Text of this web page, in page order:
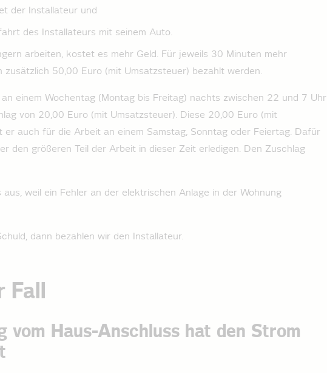
der Installateur­ und
des Installateur­s mit seinem Auto.
arbeiten, kostet es mehr Geld. Für jeweils 30 Minuten mehr
zusätzlich 50,00 Euro (mit Umsatzsteuer) bezahlt werden.
einem Wochentag (Montag bis Freitag) nachts zwischen 22 und 7 Uhr
von 20,00 Euro (mit Umsatzsteuer). Diese 20,00 Euro (mit
er auch für die Arbeit an einem Samstag, Sonntag oder Feiertag. Dafür
den größeren Teil der Arbeit in dieser Zeit erledigen. Den Zuschlag
weil ein Fehler an der elektrischen Anlage in der Wohnung
dann bezahlen wir den Installateur­.
Fall
vom Haus-Anschluss hat den Strom